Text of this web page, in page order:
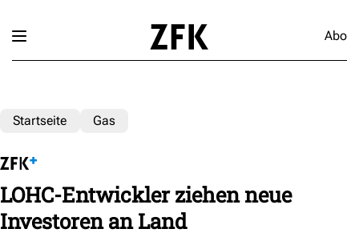
Abo
Startseite Gas
LOHC-Entwickler ziehen neue
Investoren an Land